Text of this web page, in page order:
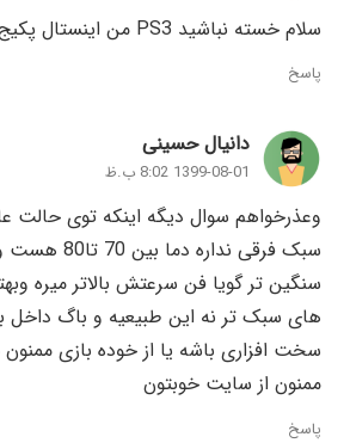
سلام خسته نباشید PS3 من اینستال پکیج رو نداره چکارکنم
پاسخ
دانیال حسینی
1399-08-01 8:02 ب.ظ
وعذرخواهم سوال دیگه اینکه توی حالت
سبک فرقی
سنگین تر گویا فن سرعتش بالاتر میره
سخت افزاری باشه یا از خوده بازی
ممنون از سایت خوبتون
پاسخ